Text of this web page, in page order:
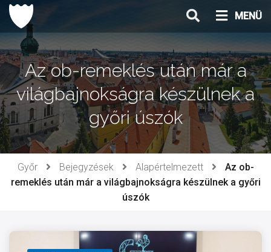
Ugrás
tartalomhoz
MENÜ
Az ob-remeklés után már a
világbajnokságra készülnek a
győri úszók
Győr Bejegyzések Alapértelmezett
Az ob-
remeklés után már a világbajnokságra készülnek a győri
úszók